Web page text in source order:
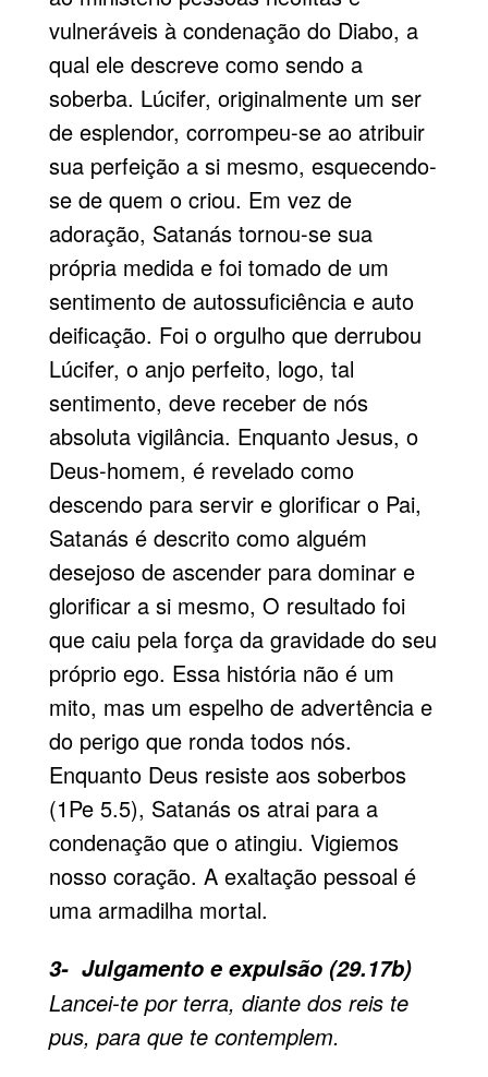
vulneráveis à condenação do Diabo, a
qual ele descreve como sendo a
soberba. Lúcifer, originalmente um ser
de esplendor, corrompeu-se ao atribuir
sua perfeição a si mesmo, esquecendo-
se de quem o criou. Em vez de
adoração, Satanás tornou-se sua
própria medida e foi tomado de um
sentimento de autossuficiência e auto
deificação. Foi o orgulho que derrubou
Lúcifer, o anjo perfeito, logo, tal
sentimento, deve receber de nós
absoluta vigilância. Enquanto Jesus, o
Deus-homem, é revelado como
descendo para servir e glorificar o Pai,
Satanás é descrito como alguém
desejoso de ascender para dominar e
glorificar a si mesmo, O resultado foi
que caiu pela força da gravidade do seu
próprio ego. Essa história não é um
mito, mas um espelho de advertência e
do perigo que ronda todos nós.
Enquanto Deus resiste aos soberbos
(1Pe 5.5), Satanás os atrai para a
condenação que o atingiu. Vigiemos
nosso coração. A exaltação pessoal é
uma armadilha mortal.
3- Julgamento e expulsão (29.17b)
Lancei-te por terra, diante dos reis te
pus, para que te contemplem.